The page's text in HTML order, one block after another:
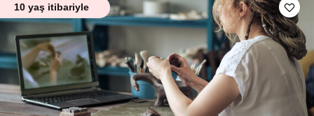
10 yaş itibariyle